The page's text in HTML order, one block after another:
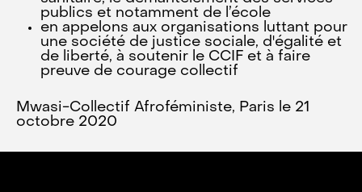
publics et notamment de l’école
en appelons aux organisations luttant pour
une société de justice sociale, d'égalité et
de liberté, à soutenir le CCIF et à faire
preuve de courage collectif
Mwasi-Collectif Afroféministe, Paris le 21
octobre 2020